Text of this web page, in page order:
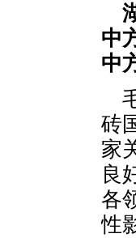
中
中
砖
家
良
各
性